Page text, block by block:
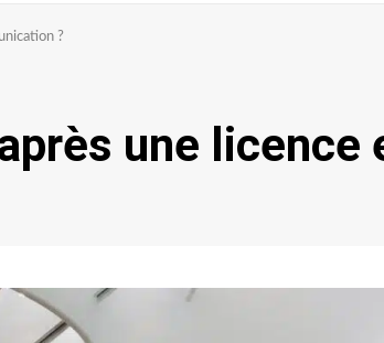
?
une licence